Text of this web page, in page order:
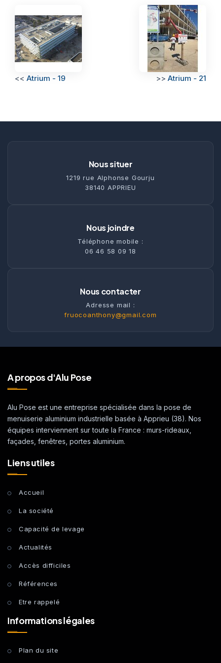
<< Atrium - 19 >> Atrium - 21
Nous situer
1219 rue Alphonse Gourju
38140 APPRIEU
Nous joindre
Téléphone mobile :
06 46 58 09 18
Nous contacter
Adresse mail :
fruocoanthony@gmail.com
A propos d'Alu Pose
Alu Pose est une entreprise spécialisée dans la pose de
menuiserie aluminium industrielle basée à Apprieu (38). Nos
équipes interviennent sur toute la France : murs-rideaux,
façades, fenêtres, portes aluminium.
Liens utiles
Accueil
La société
Capacité de levage
Actualités
Accès difficiles
Références
Etre rappelé
Informations légales
Plan du site